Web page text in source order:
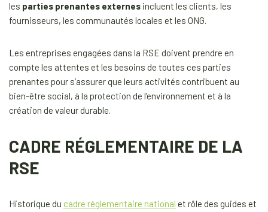
les parties prenantes externes incluent les clients, les
fournisseurs, les communautés locales et les ONG.
Les entreprises engagées dans la RSE doivent prendre en
compte les attentes et les besoins de toutes ces parties
prenantes pour s’assurer que leurs activités contribuent au
bien-être social, à la protection de l’environnement et à la
création de valeur durable.
CADRE RÉGLEMENTAIRE DE LA
RSE
Historique du cadre réglementaire national et rôle des guides et